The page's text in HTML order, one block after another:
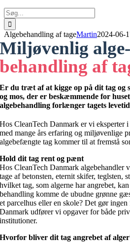
Søg
efter:
Algebehandling af tageMartin2024-06-
Miljøvenlig alge-
behandling af
Er du træt af at kigge op på dit tag og
og mos, der er beskæmmende for
algebehandling forlænger tagets
Hos CleanTech Danmark er vi eksperter
med mange års erfaring og miljøvenlige
algebefængte tag kommer til at fremstå
Hold dit tag rent og pænt
Hos CleanTech Danmark algebehandler
tage af betonsten, eternit skifer, teglsten,
hvilket tag, som algerne har angrebet,
behandling komme de ubudne grønne
et parcelhus eller en skole? Det gør
Danmark udfører vi opgaver for både
institutioner.
Hvorfor bliver dit tag angrebet af